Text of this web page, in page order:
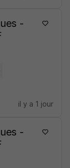
-
il y a 1 jour
-